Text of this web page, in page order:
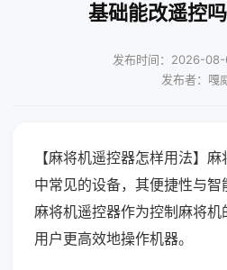
基础能改遥控
发布时间：2026-08-
发布者：嘎
【麻将机遥控器怎样用法】
中常见的设备，其便捷性与
麻将机遥控器作为控制麻将
用户更高效地操作机器。